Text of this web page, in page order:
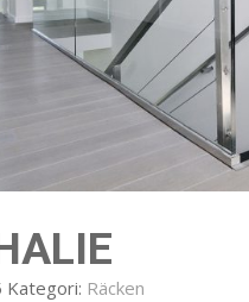
Kategori: Räcken